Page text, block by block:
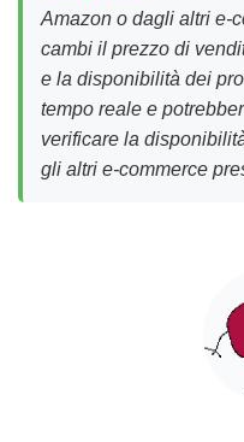
Amazon o dagli altri e-
cambi il prezzo di
e la disponibilità dei
tempo reale e
verificare la
gli altri e-commerce